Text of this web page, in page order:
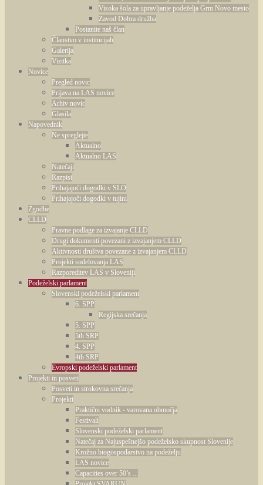
Visoka šola za upravljanje podeželja Grm Novo mesto
Zavod Dobra družba
Postanite naš član
Članstvo v institucijah
Galerija
Vizitka
Novice
Pregled novic
Prijava na LAS novice
Arhiv novic
Glasila
Napovednik
Ne spreglejte
Aktualno
Aktualno LAS
Natečaji
Razpisi
Prihajajoči dogodki v SLO
Prihajajoči dogodki v tujini
Zgodbe
CLLD
Pravne podlage za izvajanje CLLD
Drugi dokumenti povezani z izvajanjem CLLD
Aktivnosti društva povezane z izvajanjem CLLD
Projekti sodelovanja LAS
Razporeditev LAS v Sloveniji
Podeželski parlament
Slovenski podeželski parlament
6. SPP
Regijska srečanja
5. SPP
5th SRP
4. SPP
4th SRP
Evropski podeželski parlament
Projekti in posveti
Posveti in strokovna srečanja
Projekti
Praktični vodnik - varovana območja
Festivali
Slovenski podeželski parlament
Natečaj za Najuspešnejšo podeželsko skupnost Slovenije
Krožno biogospodarstvo na podeželju
LAS novice
Capacities over 50’s ...